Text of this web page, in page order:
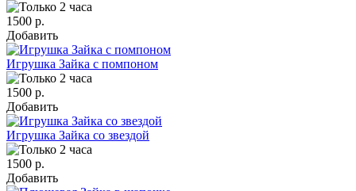
1500 р.
Добавить
Игрушка Зайка с помпоном
1500 р.
Добавить
Игрушка Зайка со звездой
1500 р.
Добавить